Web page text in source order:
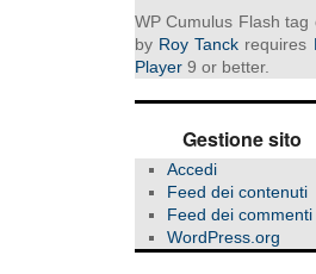
WP Cumulus Flash tag
by Roy Tanck requires
Player9 or better.
Gestione sito
Accedi
Feed dei contenuti
Feed dei commenti
WordPress.org